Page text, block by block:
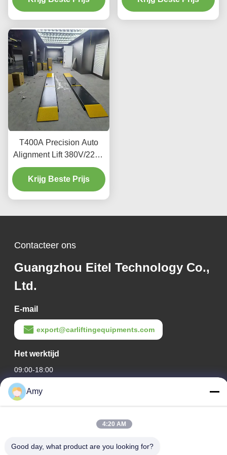
T400A Precision Auto
Alignment Lift 380V/220V
met laag profielontwerp
Krijg Beste Prijs
Contacteer ons
Guangzhou Eitel Technology Co.,
Ltd.
E-mail
export@carliftingequipments.com
Het werktijd
09:00-18:00
Ons adres
Nationale weg 106, Huadu-district, Guangzhou
Fabrieksadres
Amy
4:20 AM
Good day, what product are you looking for?